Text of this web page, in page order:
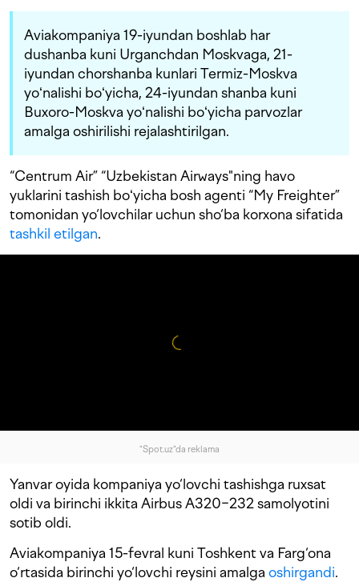
Aviakompaniya 19-iyundan boshlab har
dushanba kuni Urganchdan Moskvaga, 21-
iyundan chorshanba kunlari Termiz-Moskva
yoʻnalishi boʻyicha, 24-iyundan shanba kuni
Buxoro-Moskva yoʻnalishi boʻyicha parvozlar
amalga oshirilishi rejalashtirilgan.
“Centrum Air” “Uzbekistan Airways"ning havo
yuklarini tashish boʻyicha bosh agenti “My Freighter”
tomonidan yo‘lovchilar uchun sho‘ba korxona sifatida
tashkil etilgan.
"Spot.uz"da reklama
Yanvar oyida kompaniya yo‘lovchi tashishga ruxsat
oldi va birinchi ikkita Airbus A320−232 samolyotini
sotib oldi.
Aviakompaniya 15-fevral kuni Toshkent va Farg‘ona
o‘rtasida birinchi yo‘lovchi reysini amalga oshirgandi.